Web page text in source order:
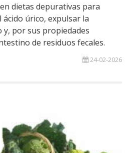
dietas depurativas para
úrico, expulsar la
y, por sus propiedades
de residuos fecales.
24-02-2026